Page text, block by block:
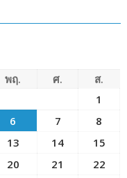
พฤ. ศ.
ส.
1
6 7
8
13 14
15
20 21
22